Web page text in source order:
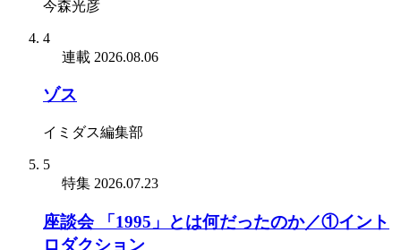
今森光彦
4
連載 2026.08.06
ゾス
イミダス編集部
5
特集 2026.07.23
座談会 「1995」とは何だったのか／①イント
ロダクション